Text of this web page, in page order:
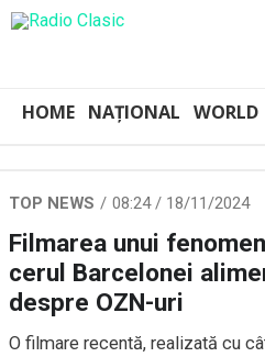
HOME NAȚIONAL WORLD
TOP NEWS 08:24 / 18/11/2024
Filmarea unui
cerul Barcelonei
despre OZN-uri
O filmare recentă, realizată cu